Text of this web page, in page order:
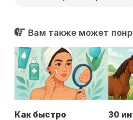
Вам также может
Как быстро
30